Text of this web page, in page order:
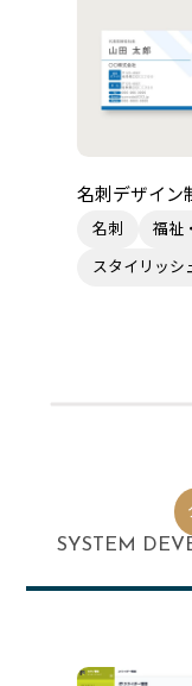
名刺デザイン
名刺 福祉
スタイリッシ
SYSTEM